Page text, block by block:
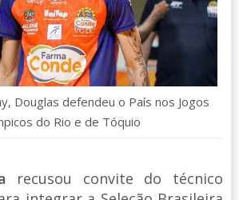
Douglas defendeu o País nos Jogos
do Rio e de Tóquio
recusou convite do técnico